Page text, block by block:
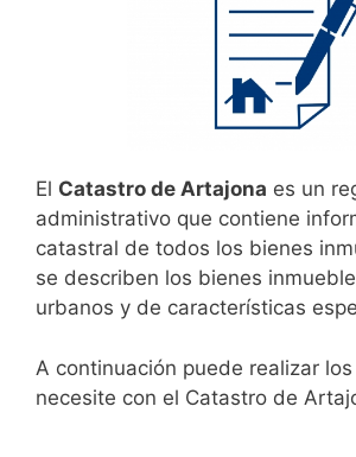
El Catastro de Artajona es un
administrativo que contiene
catastral de todos los bienes
se describen los bienes
urbanos y de características
A continuación puede realizar
necesite con el Catastro de